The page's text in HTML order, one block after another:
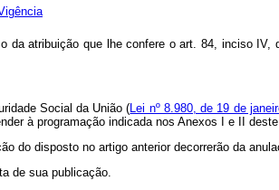
da atribuição que lhe confere o art. 84, inciso
Social da União (Lei nº 8.980, de 19 de
à programação indicada nos Anexos I e II
do disposto no artigo anterior decorrerão da
de sua publicação.